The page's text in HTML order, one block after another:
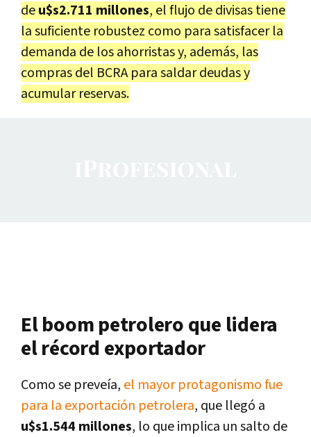
deu$s2.711 millones, el flujo de divisas tiene
la suficiente robustez como para satisfacer la
demanda de los ahorristas y, además, las
compras del BCRA para saldar deudas y
acumular reservas.
El boom petrolero que lidera
el récord exportador
Como se preveía, el mayor protagonismo fue
para la exportación petrolera, que llegó a
u$s1.544 millones, lo que implica un salto de